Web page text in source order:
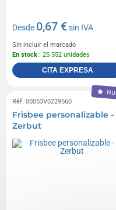
Desde 0,67 €sin IVA
Sin incluir el marcado
En stock : 25 552 unidades
CITA EXPRESA
Réf. 00053V0229560
Frisbee personalizable -
Zerbut